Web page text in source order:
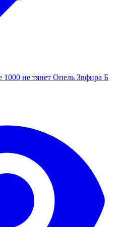
1000 не тянет Опель Звфира Б